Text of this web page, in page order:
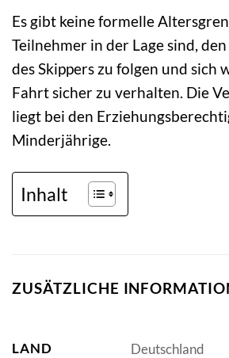
Es gibt keine formelle
Teilnehmer in der Lage sind,
des Skippers zu folgen und sich
Fahrt sicher zu verhalten. Die
liegt bei den
Minderjährige.
Inhalt
ZUSÄTZLICHE
LAND Deutschland